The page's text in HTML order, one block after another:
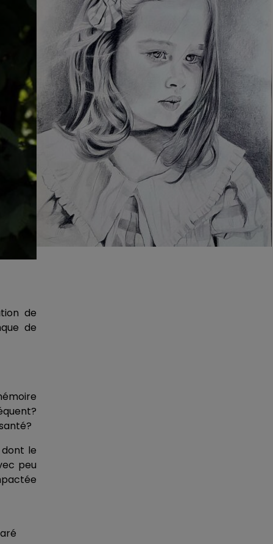
de
de
le
peu